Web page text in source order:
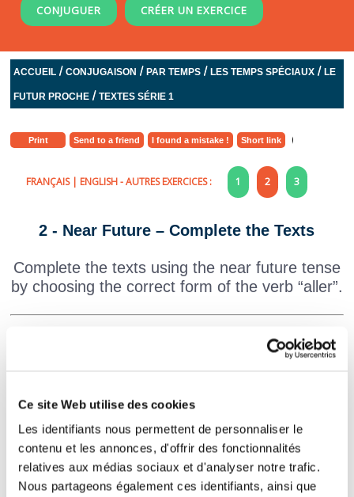
Ce site Web utilise des cookies
Les identifiants nous permettent de personnaliser le
contenu et les annonces, d'offrir des fonctionnalités
relatives aux médias sociaux et d'analyser notre trafic.
Nous partageons également ces identifiants, ainsi que
CONJUGUER CRÉER UN EXERCICE
ACCUEIL /CONJUGAISON /PAR TEMPS /LES TEMPS SPÉCIAUX /LE
FUTUR PROCHE /TEXTES SÉRIE 1
Print Send to a friend I found a mistake ! Short link
FRANÇAIS| ENGLISH- AUTRES EXERCICES : 1 2 3
2 - Near Future – Complete the Texts
Complete the texts using the near future tense
by choosing the correct form of the verb “aller”.
passer la journée chez nos
dessert.
À notre arrivée, ma sœur mettre la table
cuisine.